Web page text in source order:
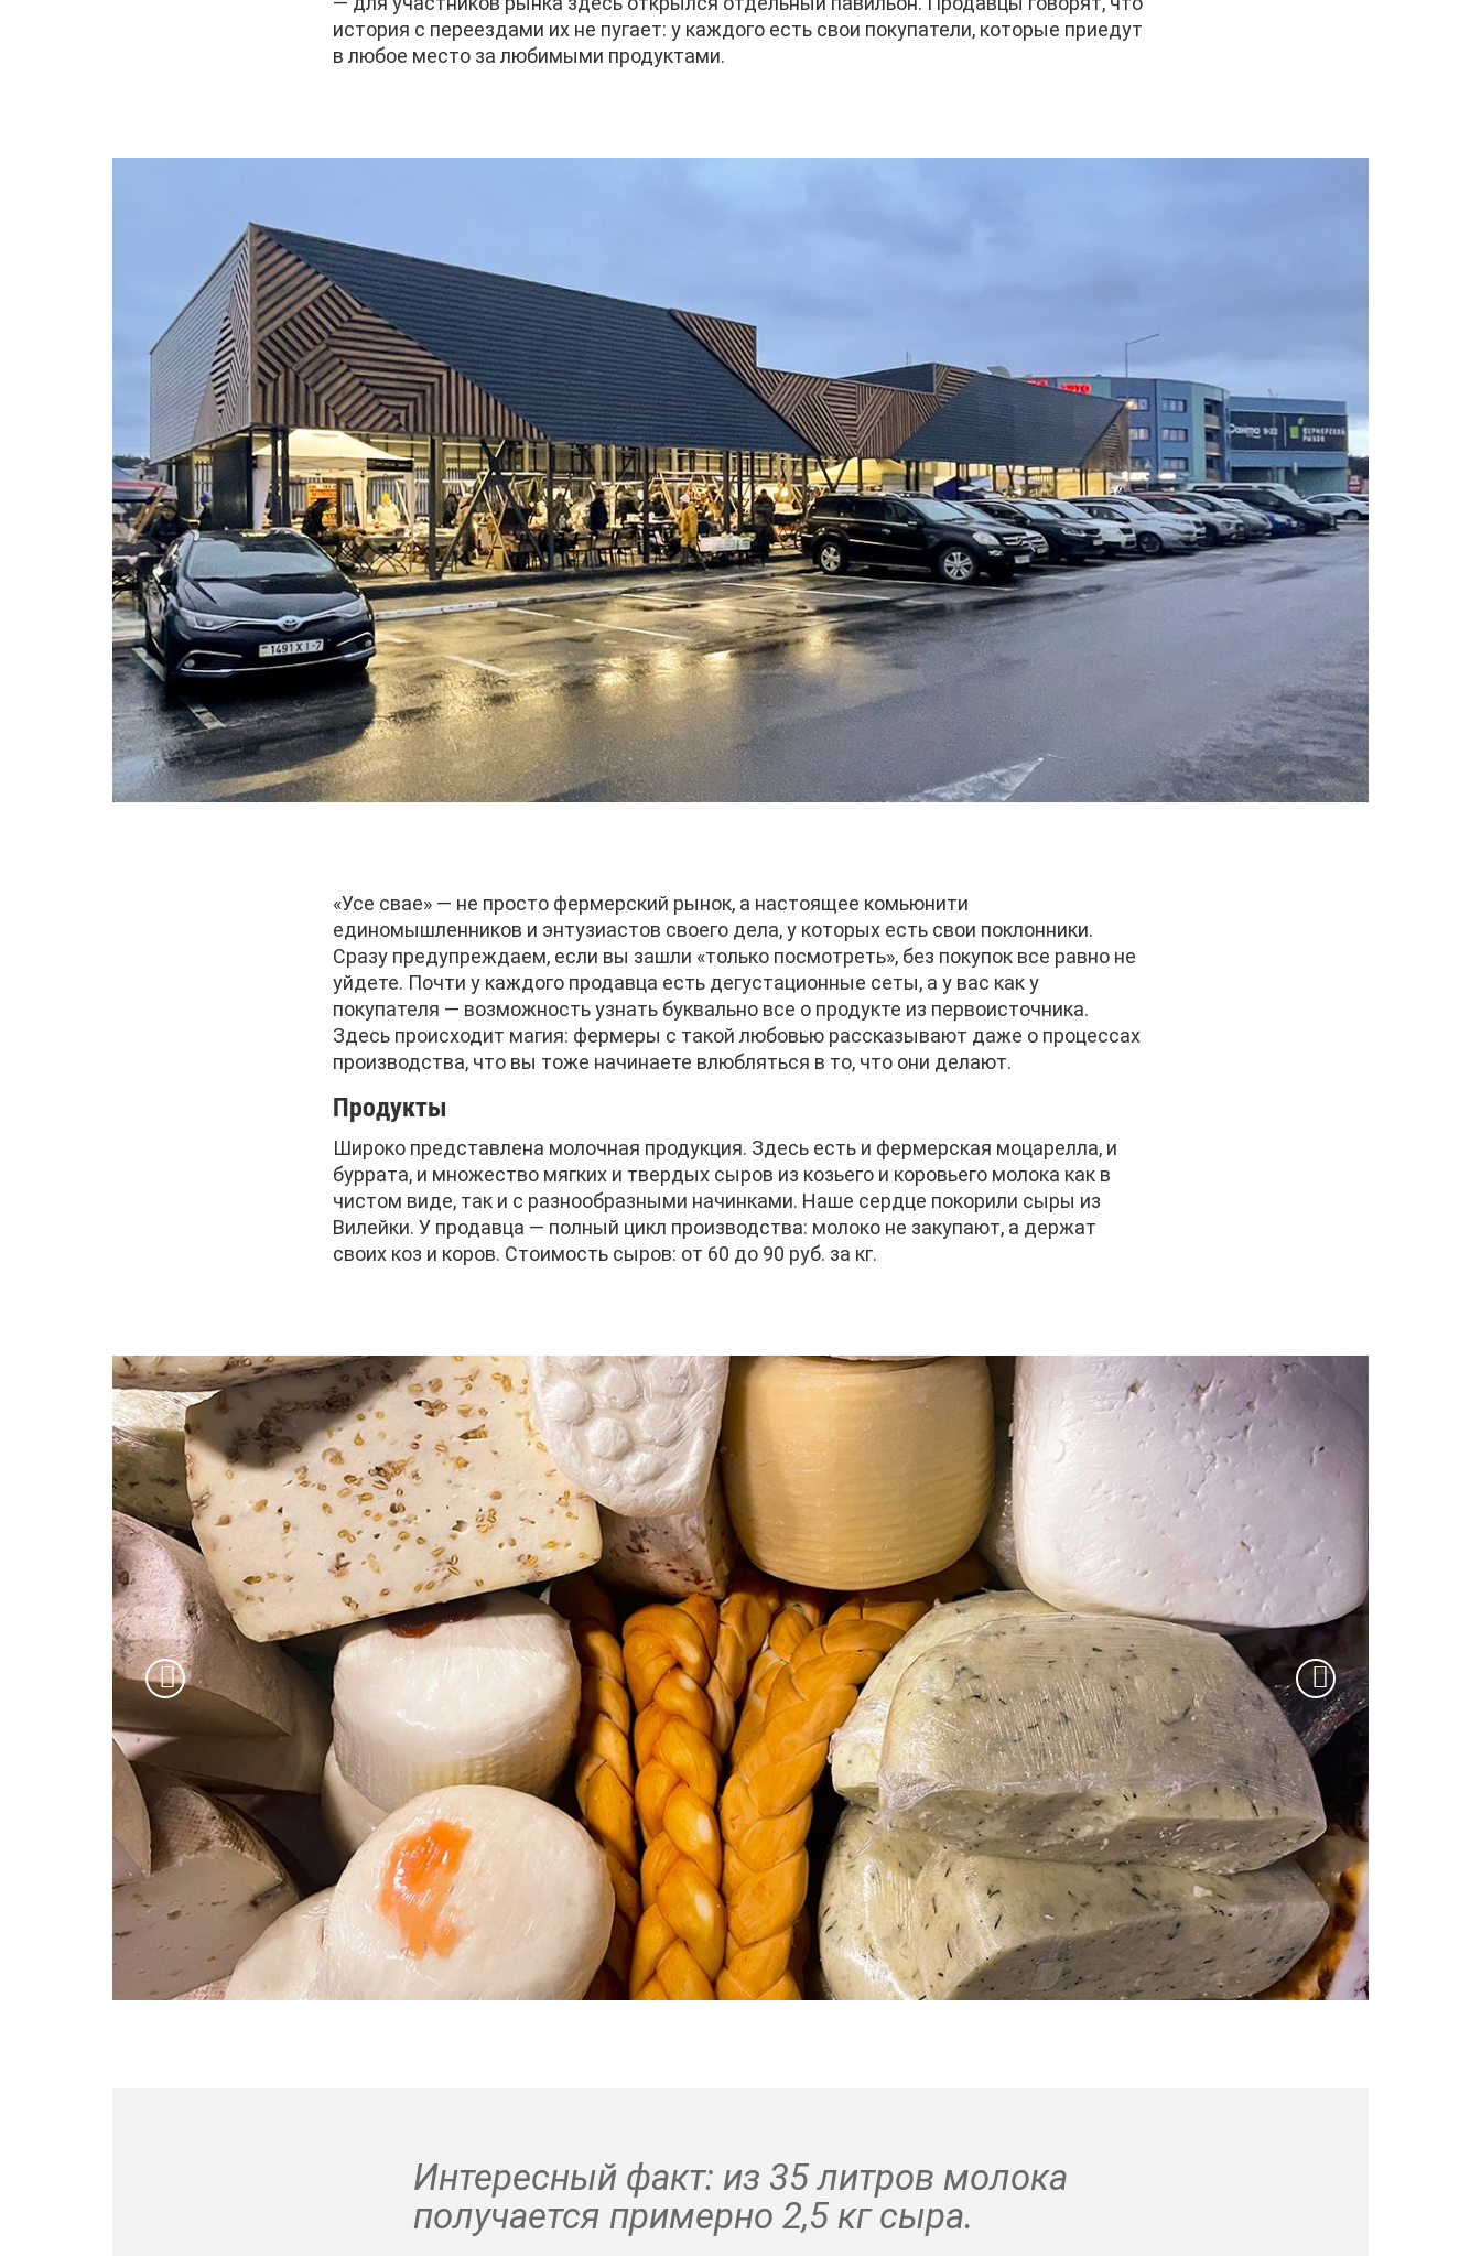
история с переездами их не пугает: у каждого есть свои покупатели, которые приедут
в любое место за любимыми продуктами.
«Усе свае» — не просто фермерский рынок, а настоящее комьюнити
единомышленников и энтузиастов своего дела, у которых есть свои поклонники.
Сразу предупреждаем, если вы зашли «только посмотреть», без покупок все равно не
уйдете. Почти у каждого продавца есть дегустационные сеты, а у вас как у
покупателя — возможность узнать буквально все о продукте из первоисточника.
Здесь происходит магия: фермеры с такой любовью рассказывают даже о процессах
производства, что вы тоже начинаете влюбляться в то, что они делают.
Продукты
Широко представлена молочная продукция. Здесь есть и фермерская моцарелла, и
буррата, и множество мягких и твердых сыров из козьего и коровьего молока как в
чистом виде, так и с разнообразными начинками. Наше сердце покорили сыры из
Вилейки. У продавца — полный цикл производства: молоко не закупают, а держат
своих коз и коров. Стоимость сыров: от 60 до 90 руб. за кг.
Интересный факт: из 35 литров молока
получается примерно 2,5 кг сыра.